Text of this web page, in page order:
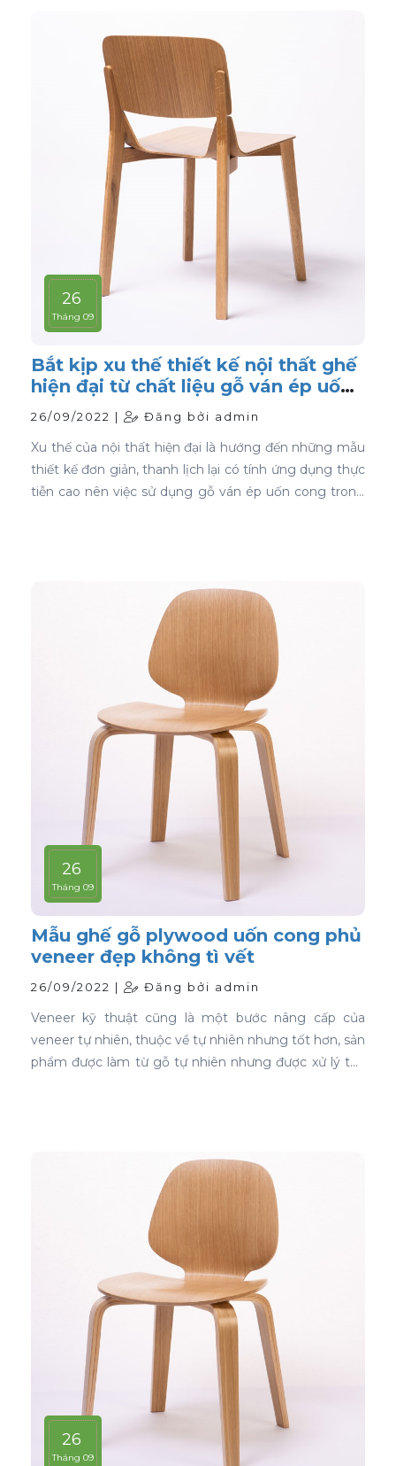
26
Tháng 09
Bắt kịp xu thế thiết kế nội thất ghế
hiện đại từ chất liệu gỗ ván ép uốn
cong
26/09/2022 | Đăng bởi admin
Xu thế của nội thất hiện đại là hướng đến những mẫu
thiết kế đơn giản, thanh lịch lại có tính ứng dụng thực
tiễn cao nên việc sử dụng gỗ ván ép uốn cong trong
26
Tháng 09
Mẫu ghế gỗ plywood uốn cong phủ
veneer đẹp không tì vết
26/09/2022 | Đăng bởi admin
Veneer kỹ thuật cũng là một bước nâng cấp của
veneer tự nhiên, thuộc về tự nhiên nhưng tốt hơn, sản
phẩm được làm từ gỗ tự nhiên nhưng được xử lý tạo
26
Tháng 09